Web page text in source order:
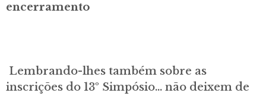
encerramento
Lembrando-lhes também sobre as
inscrições do 13º Simpósio… não deixem de